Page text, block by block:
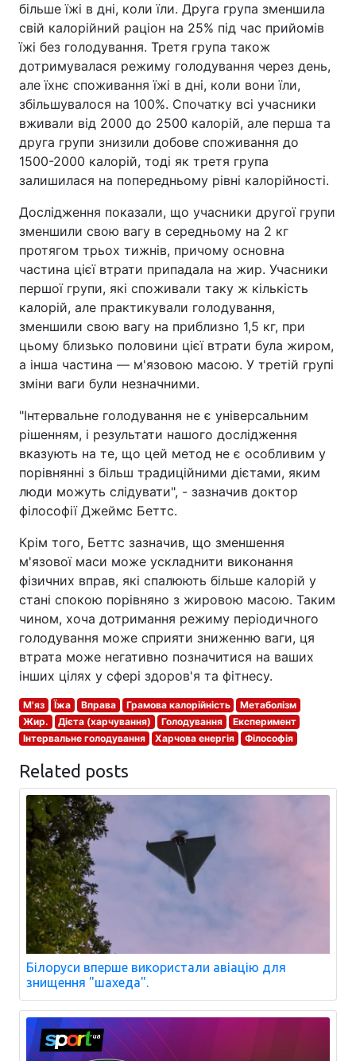
більше їжі в дні, коли їли. Друга група зменшила
свій калорійний раціон на 25% під час прийомів
їжі без голодування. Третя група також
дотримувалася режиму голодування через день,
але їхнє споживання їжі в дні, коли вони їли,
збільшувалося на 100%. Спочатку всі учасники
вживали від 2000 до 2500 калорій, але перша та
друга групи знизили добове споживання до
1500-2000 калорій, тоді як третя група
залишилася на попередньому рівні калорійності.
Дослідження показали, що учасники другої групи
зменшили свою вагу в середньому на 2 кг
протягом трьох тижнів, причому основна
частина цієї втрати припадала на жир. Учасники
першої групи, які споживали таку ж кількість
калорій, але практикували голодування,
зменшили свою вагу на приблизно 1,5 кг, при
цьому близько половини цієї втрати була жиром,
а інша частина — м'язовою масою. У третій групі
зміни ваги були незначними.
"Інтервальне голодування не є універсальним
рішенням, і результати нашого дослідження
вказують на те, що цей метод не є особливим у
порівнянні з більш традиційними дієтами, яким
люди можуть слідувати", - зазначив доктор
філософії Джеймс Беттс.
Крім того, Беттс зазначив, що зменшення
м'язової маси може ускладнити виконання
фізичних вправ, які спалюють більше калорій у
стані спокою порівняно з жировою масою. Таким
чином, хоча дотримання режиму періодичного
голодування може сприяти зниженню ваги, ця
втрата може негативно позначитися на ваших
інших цілях у сфері здоров'я та фітнесу.
М'яз Їжа Вправа Грамова калорійність
Метаболізм
Жир.
Дієта (харчування) Голодування
Експеримент
Інтервальне голодування
Харчова енергія Філософія
Related posts
Білоруси вперше використали авіацію для
знищення "шахеда".